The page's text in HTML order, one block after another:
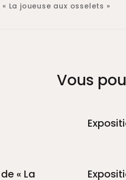
La joueuse aux osselets »
Vous
« La